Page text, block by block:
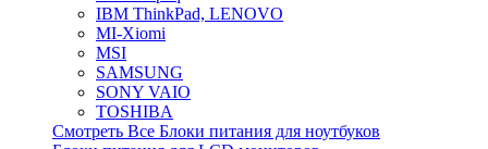
IBM ThinkPad, LENOVO
MI-Xiomi
MSI
SAMSUNG
SONY VAIO
TOSHIBA
Смотреть Все Блоки питания для ноутбуков